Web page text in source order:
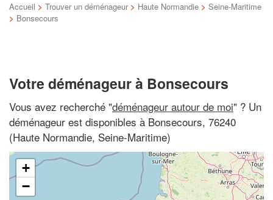
Accueil > Trouver un déménageur > Haute Normandie > Seine-Maritime
> Bonsecours
Votre déménageur à Bonsecours
Vous avez recherché "déménageur autour de moi" ? Un
déménageur est disponibles à Bonsecours, 76240
(Haute Normandie, Seine-Maritime)
+
−